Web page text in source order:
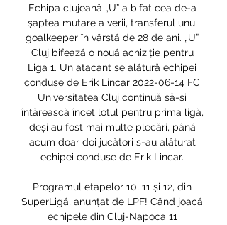
Echipa clujeană „U” a bifat cea de-a
șaptea mutare a verii, transferul unui
goalkeeper în vârstă de 28 de ani. „U”
Cluj bifează o nouă achiziție pentru
Liga 1. Un atacant se alătură echipei
conduse de Erik Lincar 2022-06-14 FC
Universitatea Cluj continuă să-și
întărească încet lotul pentru prima ligă,
deși au fost mai multe plecări, până
acum doar doi jucători s-au alăturat
echipei conduse de Erik Lincar.
Programul etapelor 10, 11 și 12, din
SuperLigă, anunțat de LPF! Când joacă
echipele din Cluj-Napoca 11